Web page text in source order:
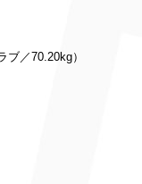
／70.20kg）